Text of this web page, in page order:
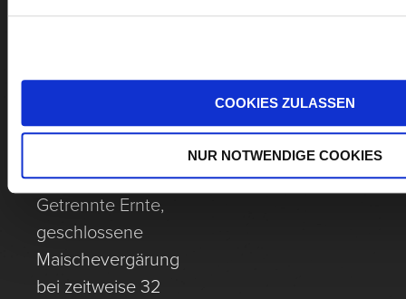
COOKIES ZULASSEN
NUR NOTWENDIGE COOKIES
Cabernet aus
beide sehr
Getrennte Ernte,
geschlossene
Maischevergärung
bei zeitweise 32